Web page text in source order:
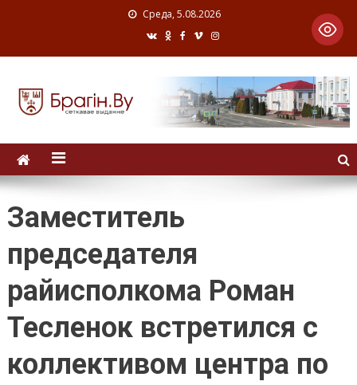
Среда, 5.08.2026
Заместитель
председателя
райисполкома Роман
Тесленок встретился с
коллективом центра по